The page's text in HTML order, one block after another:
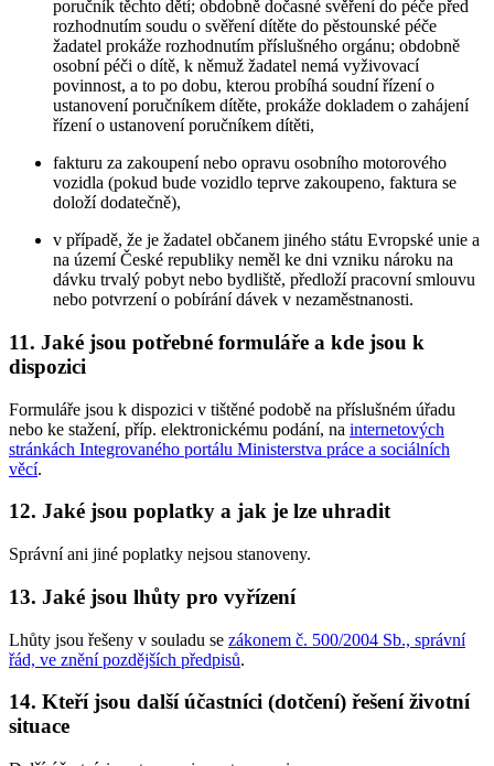
poručník těchto dětí; obdobně dočasné svěření do péče před
rozhodnutím soudu o svěření dítěte do pěstounské péče
žadatel prokáže rozhodnutím příslušného orgánu; obdobně
osobní péči o dítě, k němuž žadatel nemá vyživovací
povinnost, a to po dobu, kterou probíhá soudní řízení o
ustanovení poručníkem dítěte, prokáže dokladem o zahájení
řízení o ustanovení poručníkem dítěti,
fakturu za zakoupení nebo opravu osobního motorového
vozidla (pokud bude vozidlo teprve zakoupeno, faktura se
doloží dodatečně),
v případě, že je žadatel občanem jiného státu Evropské unie a
na území České republiky neměl ke dni vzniku nároku na
dávku trvalý pobyt nebo bydliště, předloží pracovní smlouvu
nebo potvrzení o pobírání dávek v nezaměstnanosti.
11. Jaké jsou potřebné formuláře a kde jsou k
dispozici
Formuláře jsou k dispozici v tištěné podobě na příslušném úřadu
nebo ke stažení, příp. elektronickému podání, na internetových
stránkách Integrovaného portálu Ministerstva práce a sociálních
věcí.
12. Jaké jsou poplatky a jak je lze uhradit
Správní ani jiné poplatky nejsou stanoveny.
13. Jaké jsou lhůty pro vyřízení
Lhůty jsou řešeny v souladu se zákonem č. 500/2004 Sb., správní
řád, ve znění pozdějších předpisů.
14. Kteří jsou další účastníci (dotčení) řešení životní
situace